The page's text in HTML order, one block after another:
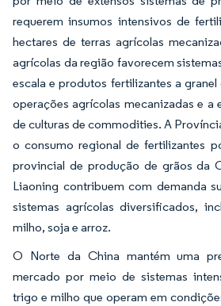
requerem insumos intensivos de
hectares de terras agrícolas
agrícolas da região favorecem
escala e produtos fertilizantes a
operações agrícolas mecanizadas e a
de culturas de commodities. A
o consumo regional de fertilizantes
provincial de produção de grãos da
Liaoning contribuem com demanda
sistemas agrícolas diversificados,
milho, soja e arroz.
O Norte da China mantém uma
mercado por meio de sistemas
trigo e milho que operam em